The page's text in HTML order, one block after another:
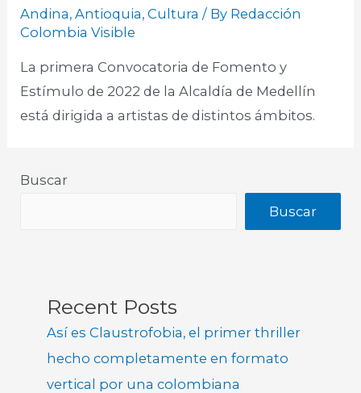
Andina,Antioquia,Cultura / By Redacción
Colombia Visible
La primera Convocatoria de Fomento y
Estímulo de 2022 de la Alcaldía de Medellín
está dirigida a artistas de distintos ámbitos.
Buscar
Buscar
Recent Posts
Así es Claustrofobia, el primer thriller
hecho completamente en formato
vertical por una colombiana